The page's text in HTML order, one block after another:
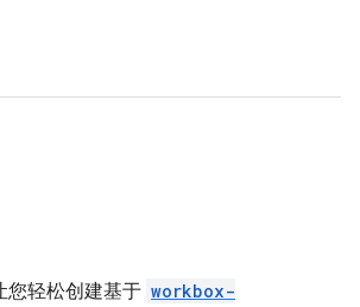
您轻松创建基于 workbox-